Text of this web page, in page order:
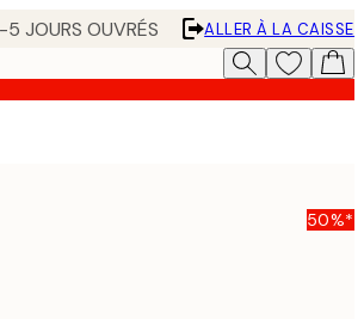
5 JOURS OUVRÉS
ALLER À LA CAISSE
50%*